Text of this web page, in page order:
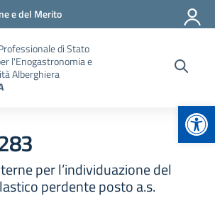
e del Merito
di Stato
l'Enogastronomia e
Alberghiera
per l’individuazione del
perdente posto a.s.